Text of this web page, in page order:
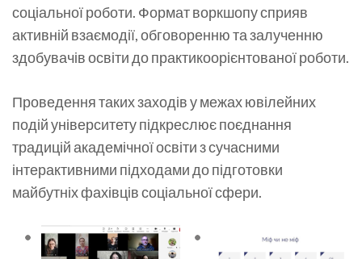
соціальної роботи. Формат воркшопу сприяв
активній взаємодії, обговоренню та залученню
здобувачів освіти до практикоорієнтованої роботи.
Проведення таких заходів у межах ювілейних
подій університету підкреслює поєднання
традицій академічної освіти з сучасними
інтерактивними підходами до підготовки
майбутніх фахівців соціальної сфери.